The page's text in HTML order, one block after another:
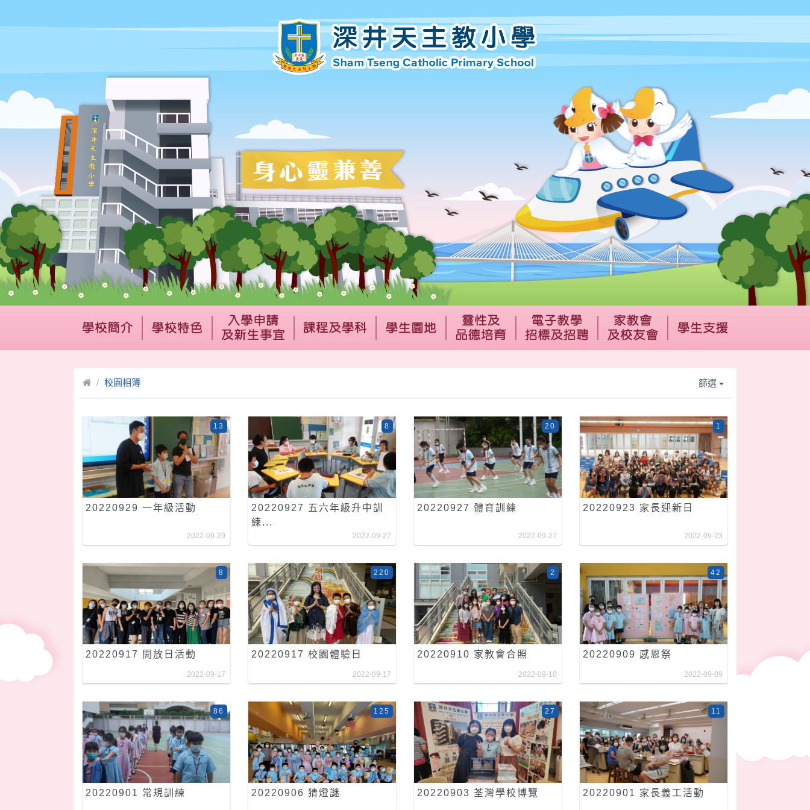
校園相簿 篩選
20220929 一年級活動
13
2022-09-29
20220927 五六年級升中訓
練...
8
2022-09-27
20220927 體育訓練
20
2022-09-27
20220923 家長迎新日
1
2022-09-23
20220917 開放日活動
8
2022-09-17
20220917 校園體驗日
220
2022-09-17
20220910 家教會合照
2
2022-09-10
20220909 感恩祭
42
2022-09-09
20220901 常規訓練
86
20220906 猜燈謎
125
20220903 荃灣學校博覽
27
20220901 家長義工活動
11